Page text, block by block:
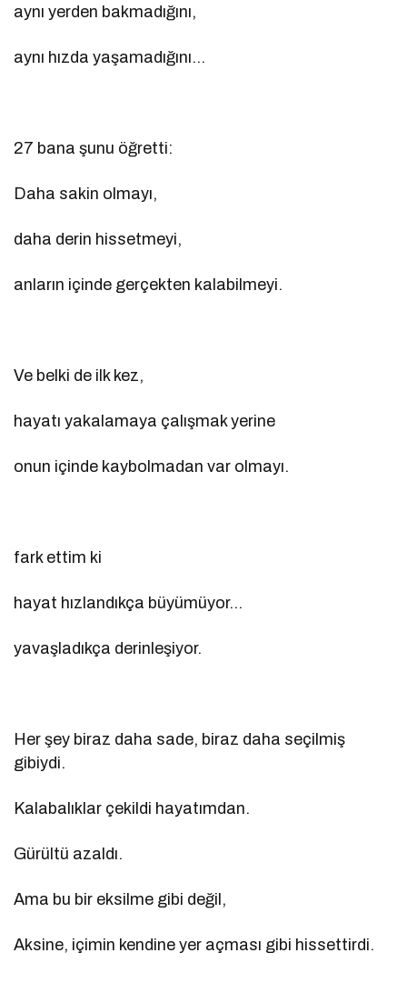
aynı yerden bakmadığını,
aynı hızda yaşamadığını…
27 bana şunu öğretti:
Daha sakin olmayı,
daha derin hissetmeyi,
anların içinde gerçekten kalabilmeyi.
Ve belki de ilk kez,
hayatı yakalamaya çalışmak yerine
onun içinde kaybolmadan var olmayı.
fark ettim ki
hayat hızlandıkça büyümüyor…
yavaşladıkça derinleşiyor.
Her şey biraz daha sade, biraz daha seçilmiş
gibiydi.
Kalabalıklar çekildi hayatımdan.
Gürültü azaldı.
Ama bu bir eksilme gibi değil,
Aksine, içimin kendine yer açması gibi hissettirdi.